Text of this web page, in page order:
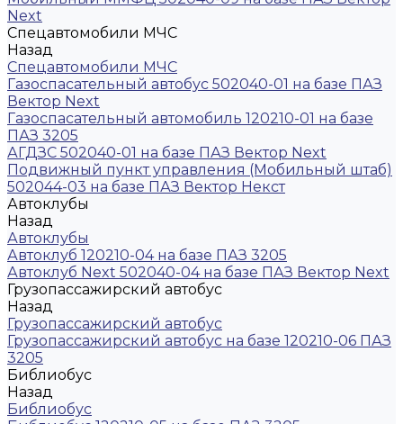
Next
Спецавтомобили МЧС
Назад
Спецавтомобили МЧС
Газоспасательный автобус 502040-01 на базе ПАЗ
Вектор Next
Газоспасательный автомобиль 120210-01 на базе
ПАЗ 3205
АГДЗС 502040-01 на базе ПАЗ Вектор Next
Подвижный пункт управления (Мобильный штаб)
502044-03 на базе ПАЗ Вектор Некст
Автоклубы
Назад
Автоклубы
Автоклуб 120210-04 на базе ПАЗ 3205
Автоклуб Next 502040-04 на базе ПАЗ Вектор Next
Грузопассажирский автобус
Назад
Грузопассажирский автобус
Грузопассажирский автобус на базе 120210-06 ПАЗ
3205
Библиобус
Назад
Библиобус